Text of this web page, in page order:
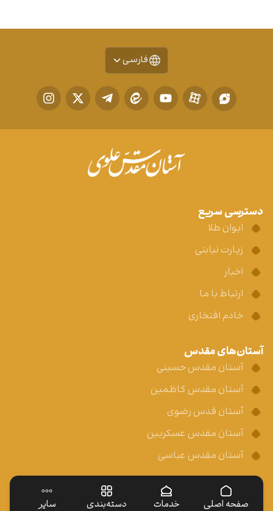
صفحه اصلی خدمات دسته‌بندی سایر
فارسی
دسترسی سریع
ایوان طلا
زیارت نیابتی
اخبار
ارتباط با ما
خادم افتخاری
آستان‌های مقدس
آستان مقدس حسینی
آستان مقدس کاظمین
آستان قدس رضوی
آستان مقدس عسکریین
آستان مقدس عباسی